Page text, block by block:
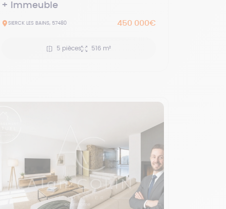
+ Immeuble
SIERCK LES BAINS, 57480 450 000€
5 pièces 516 m²